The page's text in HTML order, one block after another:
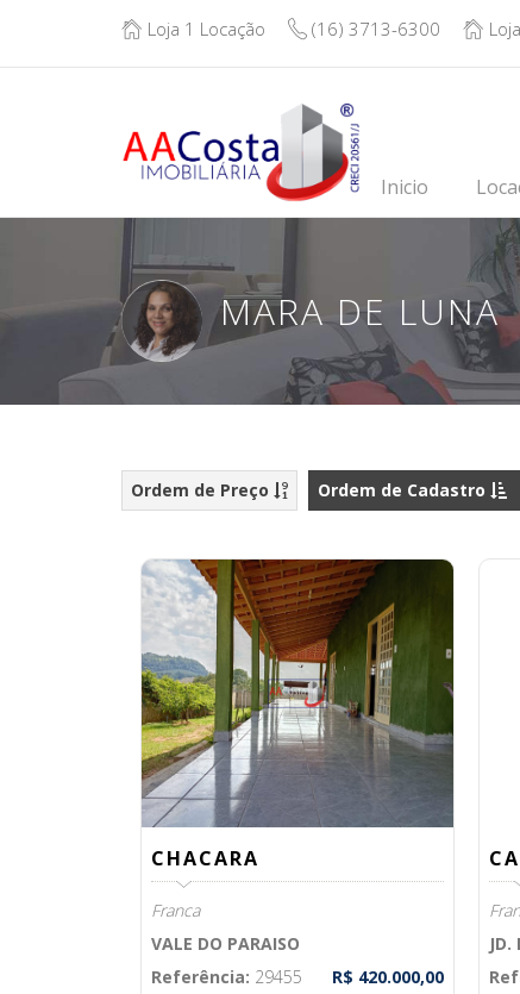
Loja 1 Locação (16) 3713-6300
Inicio
MARA DE LUNA
Ordem de Preço Ordem de Cadastro
CHACARA
Franca
VALE DO PARAISO
Referência: 29455
R$ 420.000,00
JD.